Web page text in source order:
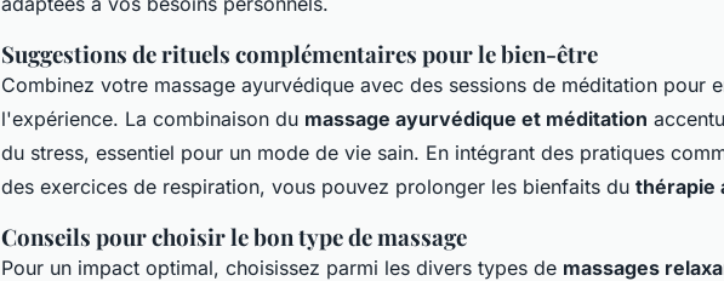
Suggestions de rituels complémentaires pour le bien-être
Combinez votre massage ayurvédique avec des sessions de méditation pour
l'expérience. La combinaison du massage ayurvédique et méditation
du stress, essentiel pour un mode de vie sain. En intégrant des pratiques
des exercices de respiration, vous pouvez prolonger les bienfaits du thérapie
Conseils pour choisir le bon type de massage
Pour un impact optimal, choisissez parmi les divers types de massages